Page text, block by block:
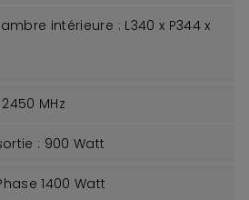
intérieure : L340 x P344 x
MHz
: 900 Watt
1400 Watt